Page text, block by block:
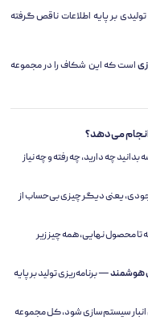
بر پایه اطلاعات ناقص گرفته
است که این شکاف را در مجموعه
می‌دهد؟
چه دارید، چه رفته و چه نیاز
یعنی دیگر چیزی بی‌حساب از
تا محصول نهایی، همه چیز زیر
هوشمند— برنامه‌ریزی تولید بر پایه
سیستم‌سازی شود، کل مجموعه